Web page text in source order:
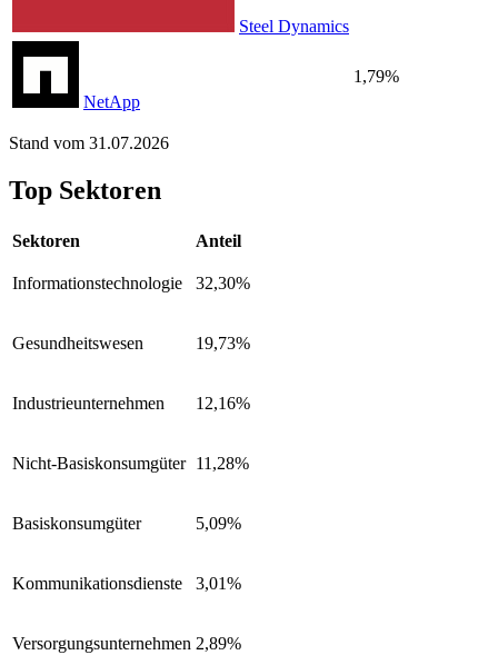
Steel Dynamics
NetApp
1,79%
Stand vom 31.07.2026
Top Sektoren
Sektoren Anteil
Informationstechnologie 32,30%
Gesundheitswesen 19,73%
Industrieunternehmen 12,16%
Nicht-Basiskonsumgüter 11,28%
Basiskonsumgüter 5,09%
Kommunikationsdienste 3,01%
Versorgungsunternehmen 2,89%